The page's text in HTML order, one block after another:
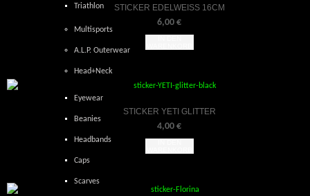
Triathlon
Multisports
A.L.P. Outerwear
Head+Neck
Eyewear
Beanies
Headbands
Caps
Scarves
STICKER EDELWEISS 16CM
6,00 €
STICKER YETI GLITTER
4,00 €